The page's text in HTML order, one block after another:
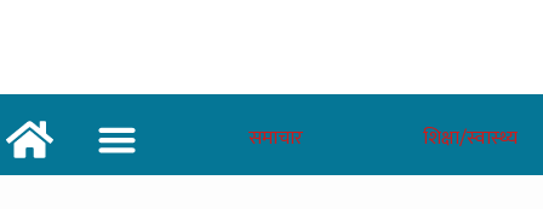
समाचार शिक्षा/स्वास्थ्य